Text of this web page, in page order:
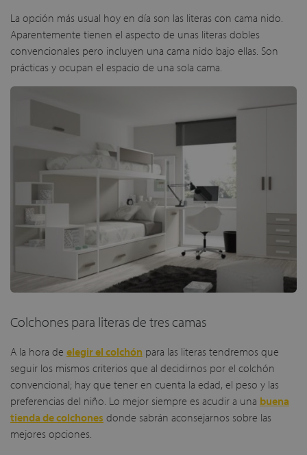
La opción más usual hoy en día son las literas con cama nido.
Aparentemente tienen el aspecto de unas literas dobles
convencionales pero incluyen una cama nido bajo ellas. Son
prácticas y ocupan el espacio de una sola cama.
Colchones para literas de tres camas
A la hora de elegir el colchón para las literas tendremos que
seguir los mismos criterios que al decidirnos por el colchón
convencional; hay que tener en cuenta la edad, el peso y las
preferencias del niño. Lo mejor siempre es acudir a una buena
tienda de colchones donde sabrán aconsejarnos sobre las
mejores opciones.